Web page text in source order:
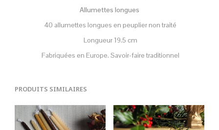
Allumettes longues
40 allumettes longues en peuplier non traité
Longueur 19.5 cm
Fabriquées en Europe. Savoir-faire traditionnel
PRODUITS SIMILAIRES